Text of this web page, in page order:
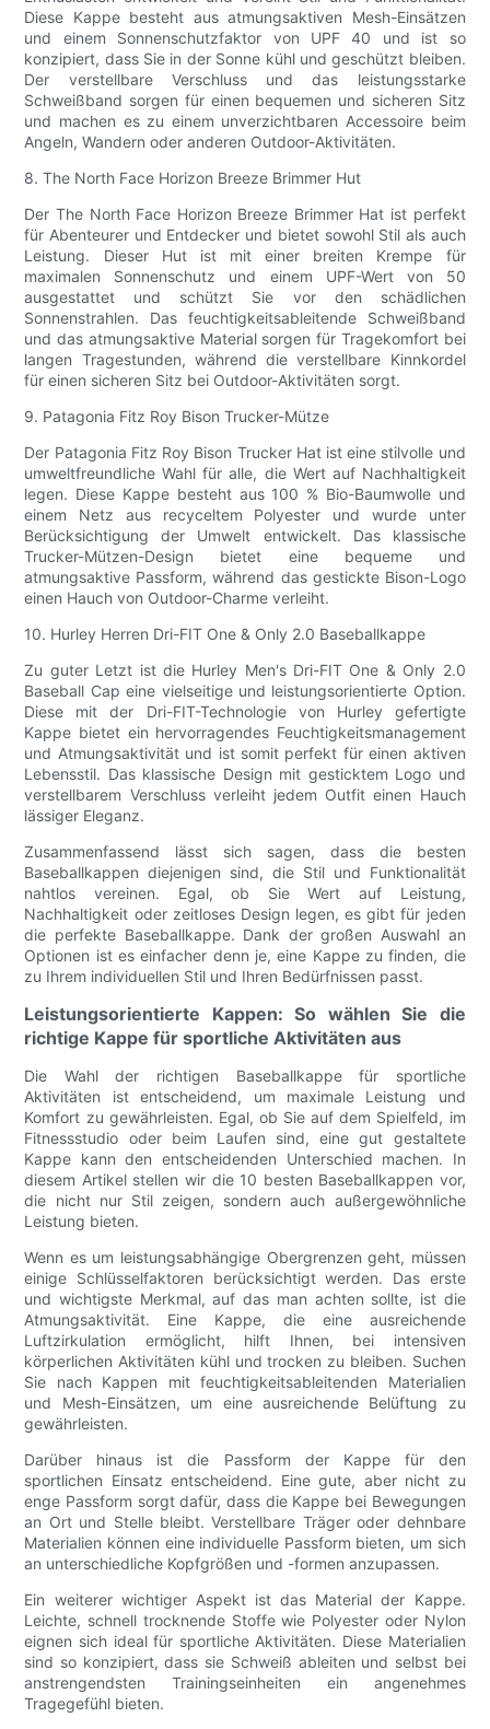
Diese Kappe besteht aus atmungsaktiven Mesh-Einsätzen
und einem Sonnenschutzfaktor von UPF 40 und ist so
konzipiert, dass Sie in der Sonne kühl und geschützt bleiben.
Der verstellbare Verschluss und das leistungsstarke
Schweißband sorgen für einen bequemen und sicheren Sitz
und machen es zu einem unverzichtbaren Accessoire beim
Angeln, Wandern oder anderen Outdoor-Aktivitäten.
8. The North Face Horizon Breeze Brimmer Hut
Der The North Face Horizon Breeze Brimmer Hat ist perfekt
für Abenteurer und Entdecker und bietet sowohl Stil als auch
Leistung. Dieser Hut ist mit einer breiten Krempe für
maximalen Sonnenschutz und einem UPF-Wert von 50
ausgestattet und schützt Sie vor den schädlichen
Sonnenstrahlen. Das feuchtigkeitsableitende Schweißband
und das atmungsaktive Material sorgen für Tragekomfort bei
langen Tragestunden, während die verstellbare Kinnkordel
für einen sicheren Sitz bei Outdoor-Aktivitäten sorgt.
9. Patagonia Fitz Roy Bison Trucker-Mütze
Der Patagonia Fitz Roy Bison Trucker Hat ist eine stilvolle und
umweltfreundliche Wahl für alle, die Wert auf Nachhaltigkeit
legen. Diese Kappe besteht aus 100 % Bio-Baumwolle und
einem Netz aus recyceltem Polyester und wurde unter
Berücksichtigung der Umwelt entwickelt. Das klassische
Trucker-Mützen-Design bietet eine bequeme und
atmungsaktive Passform, während das gestickte Bison-Logo
einen Hauch von Outdoor-Charme verleiht.
10. Hurley Herren Dri-FIT One & Only 2.0 Baseballkappe
Zu guter Letzt ist die Hurley Men's Dri-FIT One & Only 2.0
Baseball Cap eine vielseitige und leistungsorientierte Option.
Diese mit der Dri-FIT-Technologie von Hurley gefertigte
Kappe bietet ein hervorragendes Feuchtigkeitsmanagement
und Atmungsaktivität und ist somit perfekt für einen aktiven
Lebensstil. Das klassische Design mit gesticktem Logo und
verstellbarem Verschluss verleiht jedem Outfit einen Hauch
lässiger Eleganz.
Zusammenfassend lässt sich sagen, dass die besten
Baseballkappen diejenigen sind, die Stil und Funktionalität
nahtlos vereinen. Egal, ob Sie Wert auf Leistung,
Nachhaltigkeit oder zeitloses Design legen, es gibt für jeden
die perfekte Baseballkappe. Dank der großen Auswahl an
Optionen ist es einfacher denn je, eine Kappe zu finden, die
zu Ihrem individuellen Stil und Ihren Bedürfnissen passt.
Leistungsorientierte Kappen: So wählen Sie die
richtige Kappe für sportliche Aktivitäten aus
Die Wahl der richtigen Baseballkappe für sportliche
Aktivitäten ist entscheidend, um maximale Leistung und
Komfort zu gewährleisten. Egal, ob Sie auf dem Spielfeld, im
Fitnessstudio oder beim Laufen sind, eine gut gestaltete
Kappe kann den entscheidenden Unterschied machen. In
diesem Artikel stellen wir die 10 besten Baseballkappen vor,
die nicht nur Stil zeigen, sondern auch außergewöhnliche
Leistung bieten.
Wenn es um leistungsabhängige Obergrenzen geht, müssen
einige Schlüsselfaktoren berücksichtigt werden. Das erste
und wichtigste Merkmal, auf das man achten sollte, ist die
Atmungsaktivität. Eine Kappe, die eine ausreichende
Luftzirkulation ermöglicht, hilft Ihnen, bei intensiven
körperlichen Aktivitäten kühl und trocken zu bleiben. Suchen
Sie nach Kappen mit feuchtigkeitsableitenden Materialien
und Mesh-Einsätzen, um eine ausreichende Belüftung zu
gewährleisten.
Darüber hinaus ist die Passform der Kappe für den
sportlichen Einsatz entscheidend. Eine gute, aber nicht zu
enge Passform sorgt dafür, dass die Kappe bei Bewegungen
an Ort und Stelle bleibt. Verstellbare Träger oder dehnbare
Materialien können eine individuelle Passform bieten, um sich
an unterschiedliche Kopfgrößen und -formen anzupassen.
Ein weiterer wichtiger Aspekt ist das Material der Kappe.
Leichte, schnell trocknende Stoffe wie Polyester oder Nylon
eignen sich ideal für sportliche Aktivitäten. Diese Materialien
sind so konzipiert, dass sie Schweiß ableiten und selbst bei
anstrengendsten Trainingseinheiten ein angenehmes
Tragegefühl bieten.